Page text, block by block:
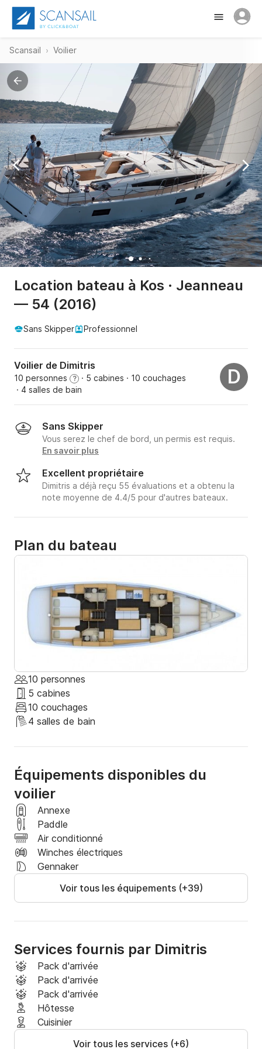
Scansail Voilier
Location bateau à Kos · Jeanneau
— 54 (2016)
Sans Skipper Professionnel
Voilier de Dimitris
10 personnes ? · 5 cabines · 10 couchages
· 4 salles de bain
D
Sans Skipper
Vous serez le chef de bord, un permis est requis.
En savoir plus
Excellent propriétaire
Dimitris a déjà reçu 55 évaluations et a obtenu la
note moyenne de 4.4/5 pour d'autres bateaux.
Plan du bateau
10 personnes
5 cabines
10 couchages
4 salles de bain
Équipements disponibles du
voilier
Annexe
Paddle
Air conditionné
Winches électriques
Gennaker
Voir tous les équipements (+39)
Services fournis par Dimitris
Pack d'arrivée
Pack d'arrivée
Pack d'arrivée
Hôtesse
Cuisinier
Voir tous les services (+6)